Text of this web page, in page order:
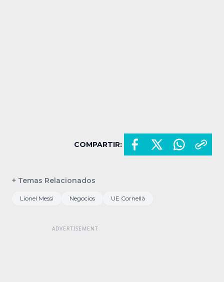
COMPARTIR:
+ Temas Relacionados
Lionel Messi Negocios UE Cornellà